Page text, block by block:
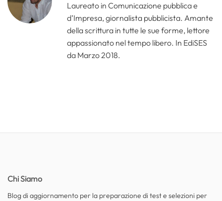
Laureato in Comunicazione pubblica e
d’Impresa, giornalista pubblicista. Amante
della scrittura in tutte le sue forme, lettore
appassionato nel tempo libero. In EdiSES
da Marzo 2018.
Chi Siamo
Blog di aggiornamento per la preparazione di test e selezioni per